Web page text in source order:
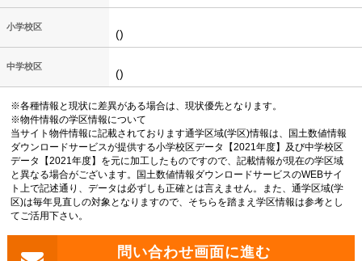
小学校区
()
中学校区
()
※各種情報と現状に差異がある場合は、現状優先となります。
※物件情報の学区情報について
当サイト物件情報に記載されております通学区域(学区)情報は、国土数値情報
ダウンロードサービスが提供する小学校区データ【2021年度】及び中学校区
データ【2021年度】を元に加工したものですので、記載情報が現在の学区域
と異なる場合がございます。国土数値情報ダウンロードサービスのWEBサイ
ト上で記述通り、データは必ずしも正確とは言えません。また、通学区域(学
区)は毎年見直しの対象となりますので、そちらを踏まえ学区情報は参考とし
てご活用下さい。